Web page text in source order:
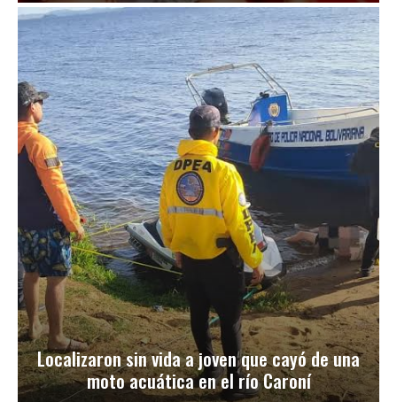
Localizaron sin vida a joven que cayó de una
moto acuática en el río Caroní